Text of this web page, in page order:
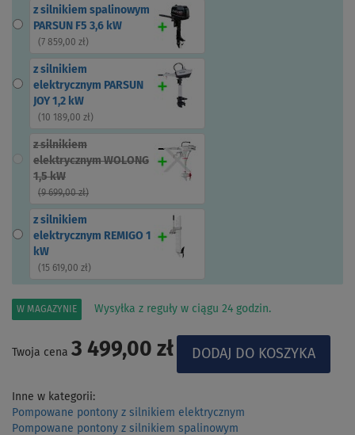
z silnikiem spalinowym
PARSUN F5 3,6 kW
( 7 859,00 zł)
z silnikiem
elektrycznym PARSUN
JOY 1,2 kW
( 10 189,00 zł)
z silnikiem
elektrycznym WOLONG
1,5 kW
(9 699,00 zł)
z silnikiem
elektrycznym REMIGO 1
kW
( 15 619,00 zł)
W MAGAZYNIE Wysyłka z reguły w ciągu 24 godzin.
Twoja cena 3 499,00 zł
Inne w kategorii:
Pompowane pontony z silnikiem elektrycznym
Pompowane pontony z silnikiem spalinowym